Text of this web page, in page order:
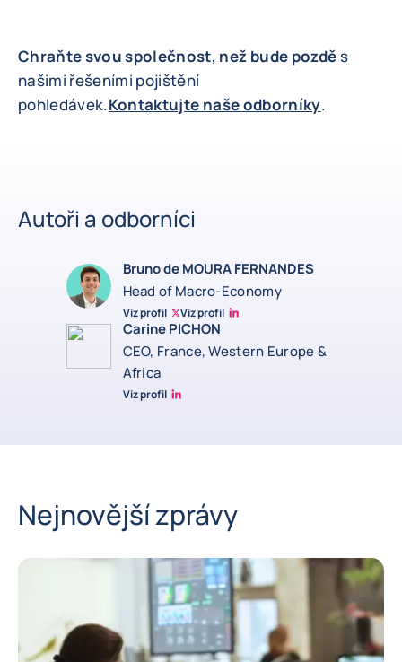
Chraňte svou společnost, než bude pozděs
našimi řešeními pojištění
pohledávek.Kontaktujte naše odborníky.
Autoři a odborníci
Bruno de MOURA FERNANDES
Head of Macro-Economy
Viz profil
Twitter Bruno Fernandes
Viz profil
Bruno de Moura Fernandes linkedin
Carine PICHON
CEO, France, Western Europe &
Africa
Viz profil
Carine Pichon Linkedin
Nejnovější zprávy